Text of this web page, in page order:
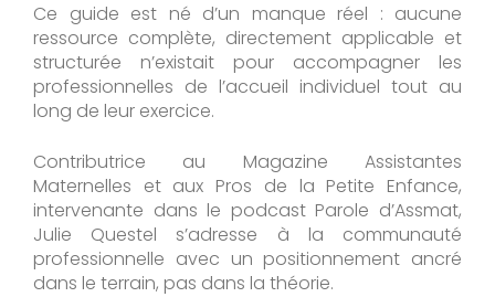
Ce guide est né d’un manque réel : aucune
ressource complète, directement applicable et
structurée n’existait pour accompagner les
professionnelles de l’accueil individuel tout au
long de leur exercice.
Contributrice au Magazine Assistantes
Maternelles et aux Pros de la Petite Enfance,
intervenante dans le podcast Parole d’Assmat,
Julie Questel s’adresse à la communauté
professionnelle avec un positionnement ancré
dans le terrain, pas dans la théorie.